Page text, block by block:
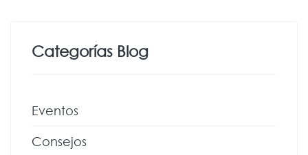
Categorías Blog
Eventos
Consejos